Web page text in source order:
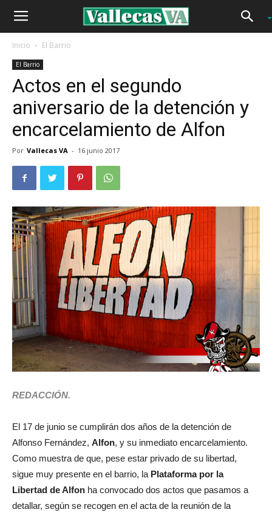
Inicio El Barrio
El Barrio
Actos en el segundo
aniversario de la detención y
encarcelamiento de Alfon
Por Vallecas VA - 16 junio 2017
REDACCIÓN.
El 17 de junio se cumplirán dos años de la detención de
Alfonso Fernández, Alfon, y su inmediato encarcelamiento.
Como muestra de que, pese estar privado de su libertad,
sigue muy presente en el barrio, la Plataforma por la
Libertad de Alfon ha convocado dos actos que pasamos a
detallar, según se recogen en el acta de la reunión de la